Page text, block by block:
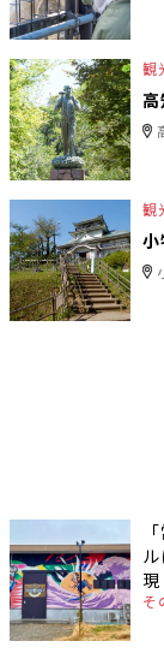
観
高
観
現
そ